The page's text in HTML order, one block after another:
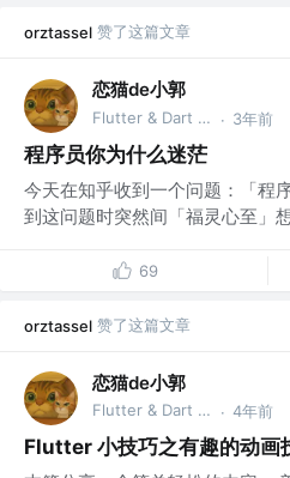
orztassel 赞了这篇文章
恋猫de小郭
Flutter & Dart GDE @🏆 掘金签约作者 · 3年前
程序员你为什么迷茫
今天在知乎收到一个问题：「程
到这问题时突然间「福灵心至」
69
orztassel 赞了这篇文章
恋猫de小郭
Flutter & Dart GDE @🏆 掘金签约作者 · 4年前
Flutter 小技巧之有趣的动画